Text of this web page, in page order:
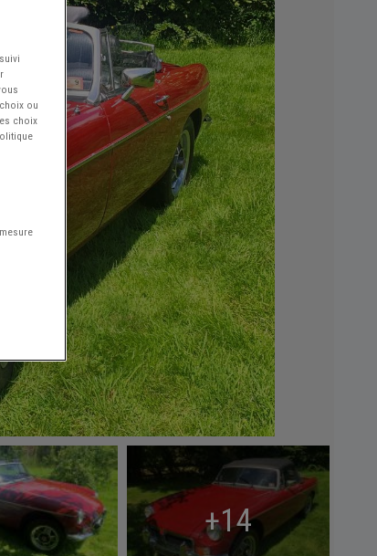
+14
ou
choix